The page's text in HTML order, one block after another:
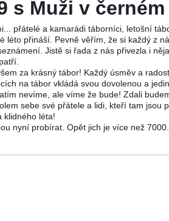
s Muži v
přátelé a kamarádi táborníci, letošní
léto přináší. Pevně věřím, že si každý z
Jistě si řada z nás přivezla i
za krásný tábor! Každý úsměv a
na tábor vkládá svou dovolenou a
nevíme, ale víme že bude! Zdali
sebe své přátele a lidi, kteří tam jsou
klidného léta!
nyní probírat. Opět jich je více než